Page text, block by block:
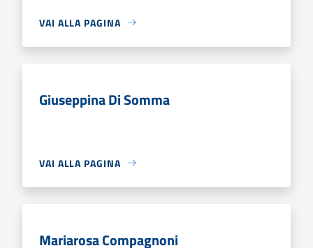
VAI ALLA PAGINA
Giuseppina Di Somma
VAI ALLA PAGINA
Mariarosa Compagnoni